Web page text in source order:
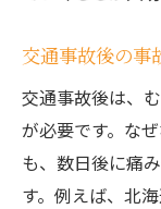
事故治
夫
事故治
事故治
交通事故後の事
交通事故後は、
が必要です。な
も、数日後に痛
す。例えば、北